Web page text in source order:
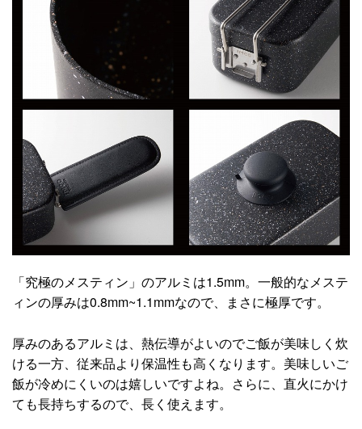
「究極のメスティン」のアルミは1.5mm。一般的なメステ
ィンの厚みは0.8mm~1.1mmなので、まさに極厚です。
厚みのあるアルミは、熱伝導がよいのでご飯が美味しく炊
ける一方、従来品より保温性も高くなります。美味しいご
飯が冷めにくいのは嬉しいですよね。さらに、直火にかけ
ても長持ちするので、長く使えます。